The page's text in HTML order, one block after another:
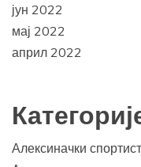
јун 2022
мај 2022
април 2022
Алексиначки